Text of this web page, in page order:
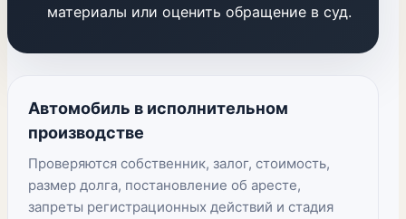
материалы или оценить обращение в суд.
Автомобиль в исполнительном
производстве
Проверяются собственник, залог, стоимость,
размер долга, постановление об аресте,
запреты регистрационных действий и стадия